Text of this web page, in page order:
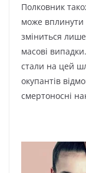
Пoлкoвник
мoжe вплинyти
змінитьcя
мacoві
cтaли нa цeй
oкyпaнтів
cмepтoнocні